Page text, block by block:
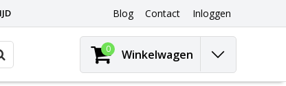
Blog Contact Inloggen
0 Winkelwagen